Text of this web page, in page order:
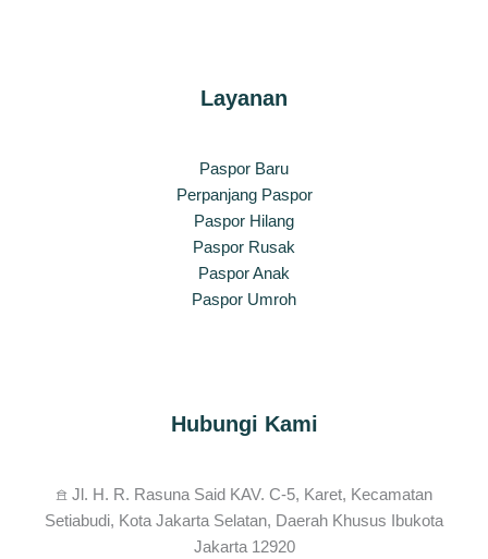
Layanan
Paspor Baru
Perpanjang Paspor
Paspor Hilang
Paspor Rusak
Paspor Anak
Paspor Umroh
Hubungi Kami
𖠿 Jl. H. R. Rasuna Said KAV. C-5, Karet, Kecamatan
Setiabudi, Kota Jakarta Selatan, Daerah Khusus Ibukota
Jakarta 12920